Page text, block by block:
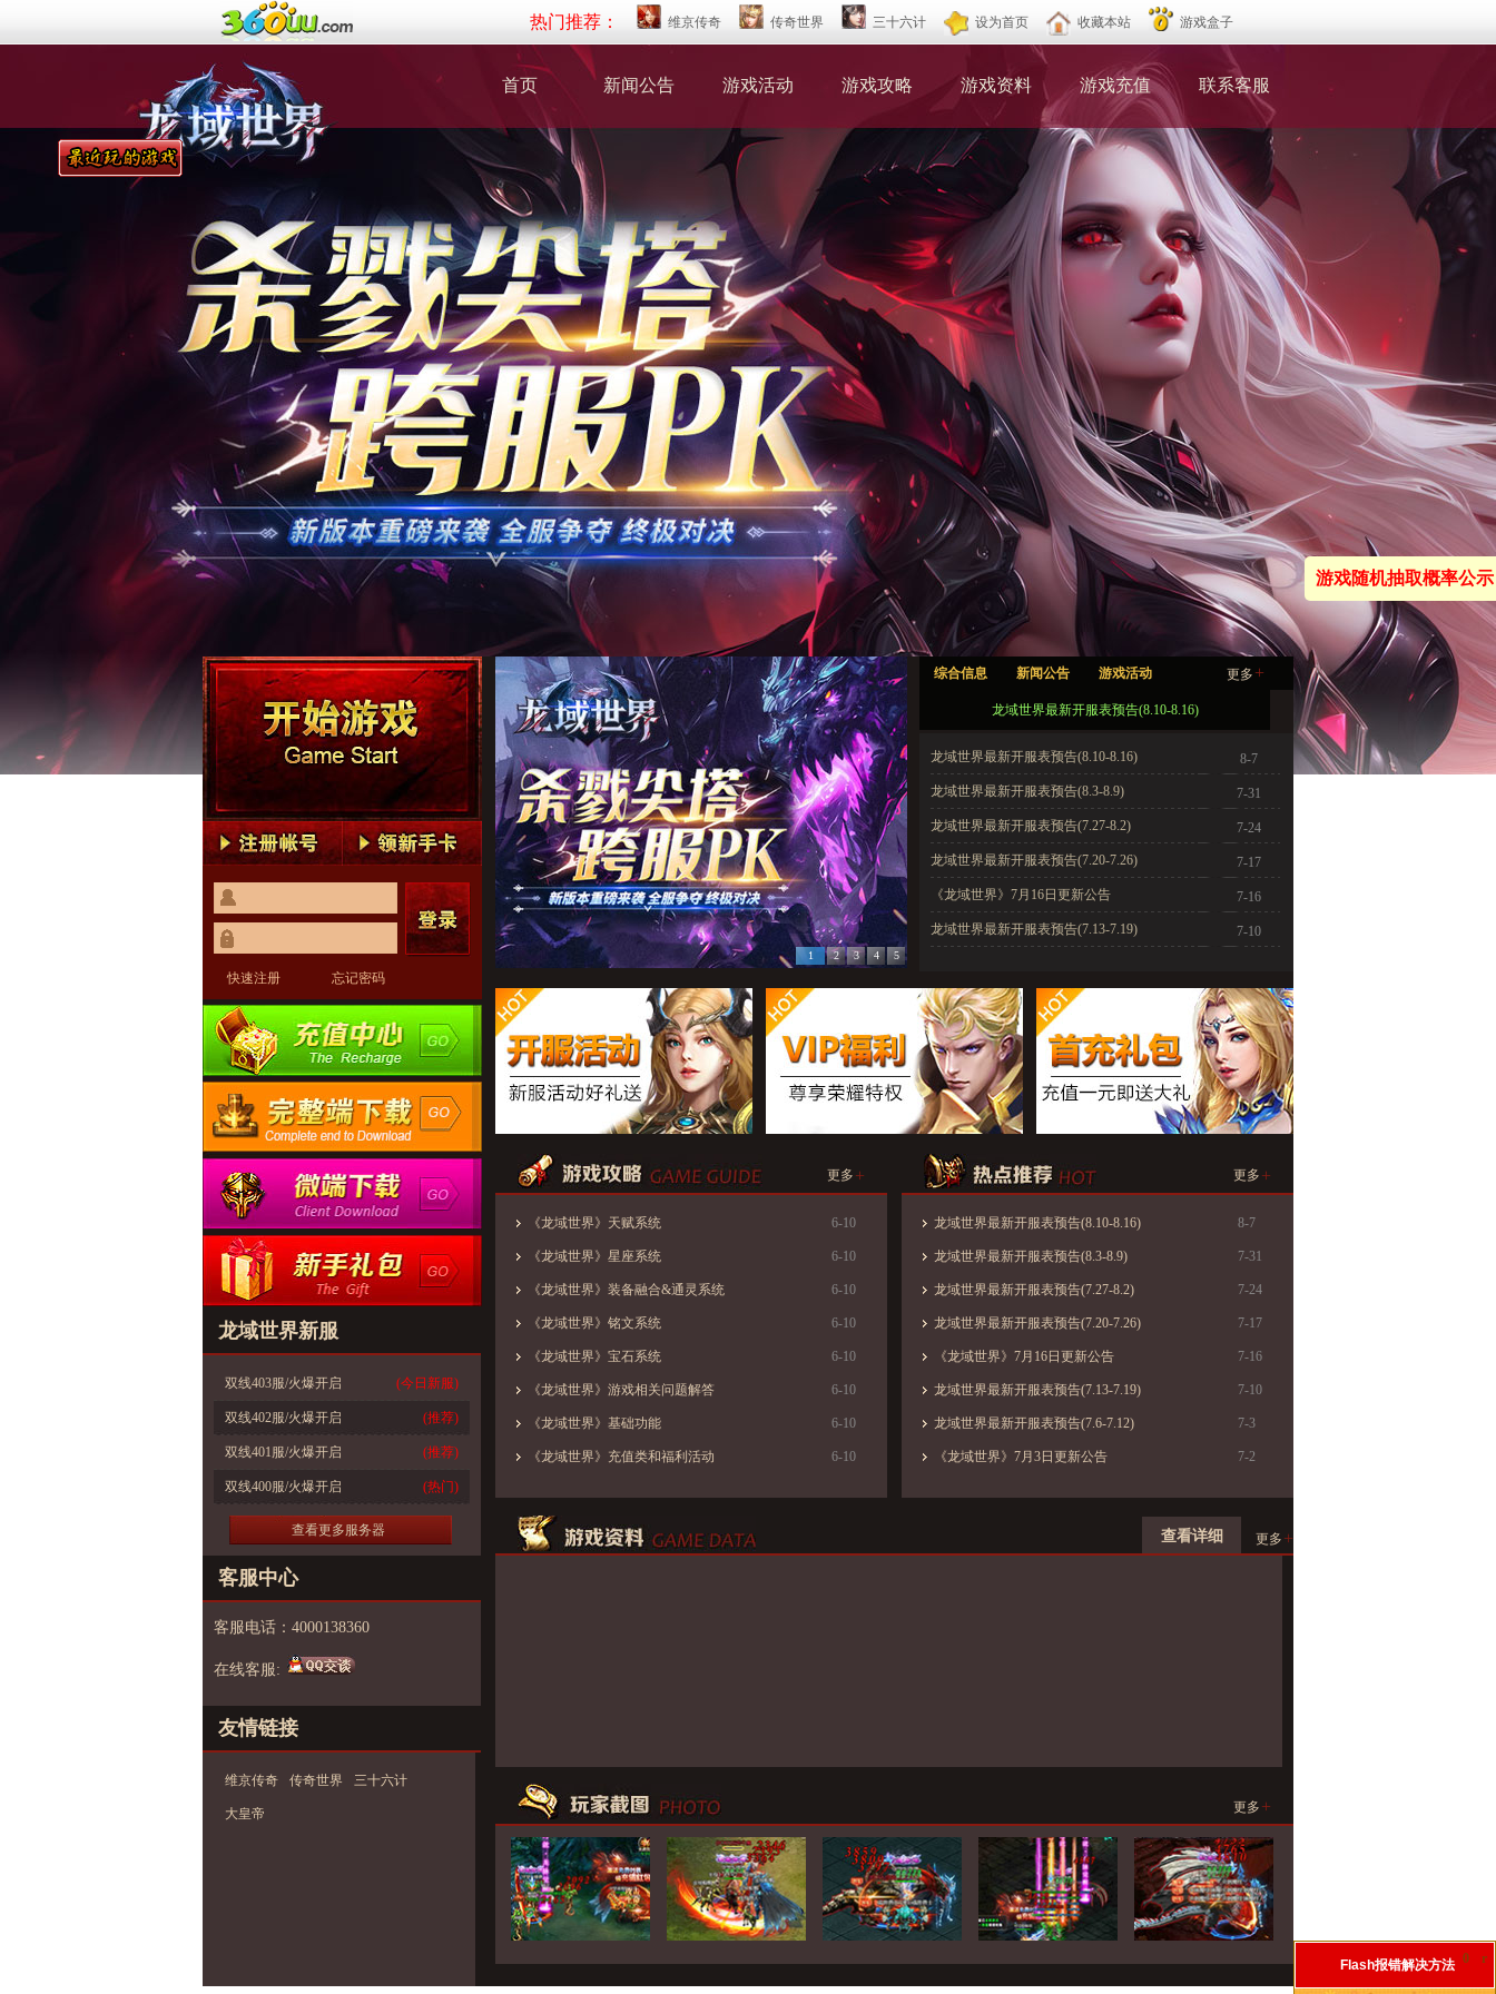
热门推荐： 维京传奇 传奇世界 三十六计 设为首页 收藏本站 游戏盒子
首页 新闻公告 游戏活动 游戏攻略 游戏资料 游戏充值 联系客服
快速注册 忘记密码
龙域世界新服
双线403服/火爆开启 (今日新服)
双线402服/火爆开启 (推荐)
双线401服/火爆开启 (推荐)
双线400服/火爆开启 (热门)
查看更多服务器
客服中心
客服电话：4000138360
在线客服:
友情链接
维京传奇 传奇世界 三十六计
大皇帝
龙域世界1
龙域世界1
龙域世界2
龙域世界2
龙域世界3
龙域世界3
龙域世界4
龙域世界4
龙域世界5
龙域世界5
1 2 3 4 5
综合信息 新闻公告 游戏活动 更多 +
龙域世界最新开服表预告(8.10-8.16)
龙域世界最新开服表预告(8.10-8.16) 8-7
龙域世界最新开服表预告(8.3-8.9) 7-31
龙域世界最新开服表预告(7.27-8.2) 7-24
龙域世界最新开服表预告(7.20-7.26) 7-17
《龙域世界》7月16日更新公告 7-16
龙域世界最新开服表预告(7.13-7.19) 7-10
更多 +
《龙域世界》天赋系统 6-10
《龙域世界》星座系统 6-10
《龙域世界》装备融合&通灵系统 6-10
《龙域世界》铭文系统 6-10
《龙域世界》宝石系统 6-10
《龙域世界》游戏相关问题解答 6-10
《龙域世界》基础功能 6-10
《龙域世界》充值类和福利活动 6-10
更多 +
龙域世界最新开服表预告(8.10-8.16) 8-7
龙域世界最新开服表预告(8.3-8.9) 7-31
龙域世界最新开服表预告(7.27-8.2) 7-24
龙域世界最新开服表预告(7.20-7.26) 7-17
《龙域世界》7月16日更新公告 7-16
龙域世界最新开服表预告(7.13-7.19) 7-10
龙域世界最新开服表预告(7.6-7.12) 7-3
《龙域世界》7月3日更新公告 7-2
查看详细 更多 +
更多 +
0 r
Flash报错解决方法
游戏随机抽取概率公示